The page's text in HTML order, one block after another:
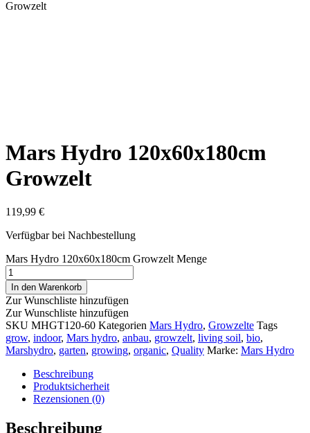
Growzelt
Mars Hydro 120x60x180cm
Growzelt
119,99 €
Verfügbar bei Nachbestellung
Mars Hydro 120x60x180cm Growzelt Menge
In den Warenkorb
Zur Wunschliste hinzufügen
Zur Wunschliste hinzufügen
SKU MHGT120-60 Kategorien Mars Hydro, Growzelte Tags
grow, indoor, Mars hydro, anbau, growzelt, living soil, bio,
Marshydro, garten, growing, organic, Quality Marke: Mars Hydro
Beschreibung
Produktsicherheit
Rezensionen (0)
Beschreibung